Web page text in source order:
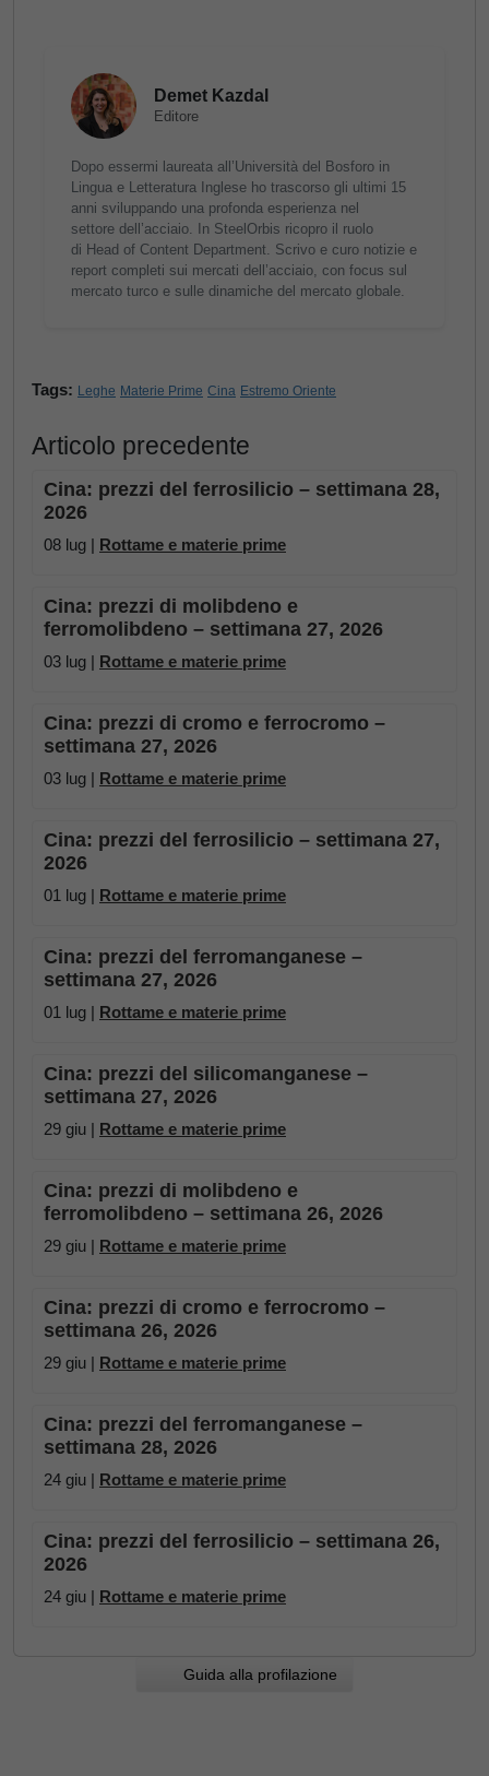
Demet Kazdal
Editore
Dopo essermi laureata all’Università del Bosforo in
Lingua e Letteratura Inglese ho trascorso gli ultimi 15
anni sviluppando una profonda esperienza nel
settore dell’acciaio. In SteelOrbis ricopro il ruolo
di Head of Content Department. Scrivo e curo notizie e
report completi sui mercati dell’acciaio, con focus sul
mercato turco e sulle dinamiche del mercato globale.
Tags: Leghe Materie Prime Cina Estremo Oriente
Articolo precedente
Cina: prezzi del ferrosilicio – settimana 28,
2026
08 lug | Rottame e materie prime
Cina: prezzi di molibdeno e
ferromolibdeno – settimana 27, 2026
03 lug | Rottame e materie prime
Cina: prezzi di cromo e ferrocromo –
settimana 27, 2026
03 lug | Rottame e materie prime
Cina: prezzi del ferrosilicio – settimana 27,
2026
01 lug | Rottame e materie prime
Cina: prezzi del ferromanganese –
settimana 27, 2026
01 lug | Rottame e materie prime
Cina: prezzi del silicomanganese –
settimana 27, 2026
29 giu | Rottame e materie prime
Cina: prezzi di molibdeno e
ferromolibdeno – settimana 26, 2026
29 giu | Rottame e materie prime
Cina: prezzi di cromo e ferrocromo –
settimana 26, 2026
29 giu | Rottame e materie prime
Cina: prezzi del ferromanganese –
settimana 28, 2026
24 giu | Rottame e materie prime
Cina: prezzi del ferrosilicio – settimana 26,
2026
24 giu | Rottame e materie prime
Guida alla profilazione